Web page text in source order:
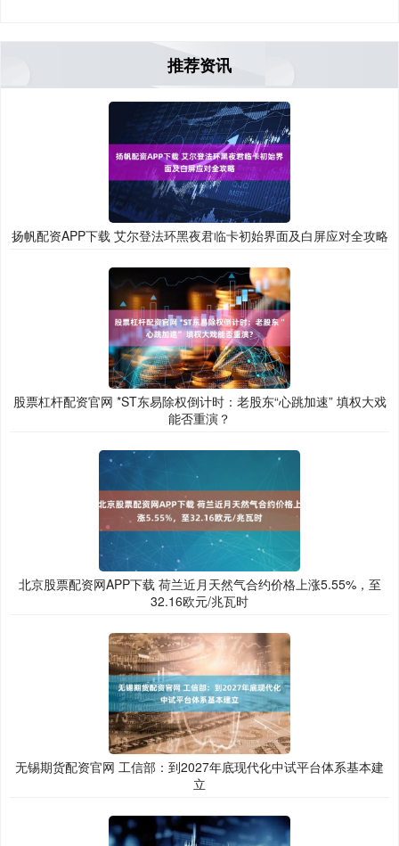
推荐资讯
扬帆配资APP下载 艾尔登法环黑夜君临卡初始界面及白屏应对全攻略
股票杠杆配资官网 *ST东易除权倒计时：老股东“心跳加速” 填权大戏
能否重演？
北京股票配资网APP下载 荷兰近月天然气合约价格上涨5.55%，至
32.16欧元/兆瓦时
无锡期货配资官网 工信部：到2027年底现代化中试平台体系基本建
立